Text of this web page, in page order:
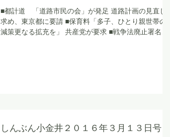
■都計道 「道路市民の会」が発足 道路計画の見直しを
求め、東京都に要請 ■保育料「多子、ひとり親世帯の軽
減策更なる拡充を」 共産党が要求 ■戦争法廃止署名
しんぶん小金井２０１６年３月１３日号